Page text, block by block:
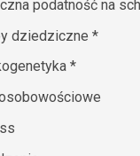
podatność na
dziedziczne *
*